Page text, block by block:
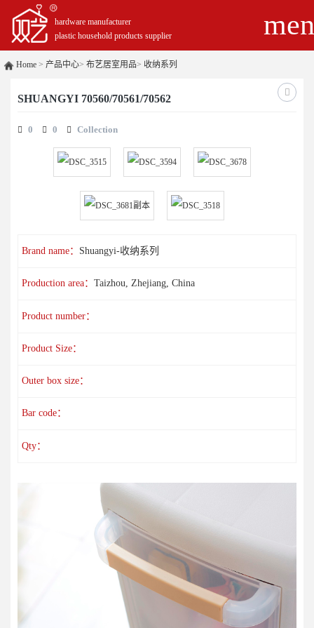
hardware manufacturer
plastic household products supplier
Home > 产品中心> 布艺居室用品> 收纳系列
SHUANGYI 70560/70561/70562
0 0 Collection
Brand name： Shuangyi-收纳系列
Production area： Taizhou, Zhejiang, China
Product number：
Product Size：
Outer box size：
Bar code：
Qty：